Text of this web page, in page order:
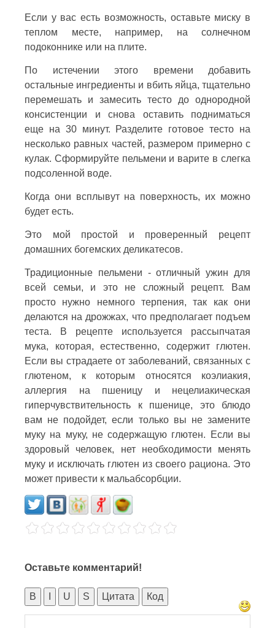
Если у вас есть возможность, оставьте миску в
теплом месте, например, на солнечном
подоконнике или на плите.
По истечении этого времени добавить
остальные ингредиенты и вбить яйца, тщательно
перемешать и замесить тесто до однородной
консистенции и снова оставить подниматься
еще на 30 минут. Разделите готовое тесто на
несколько равных частей, размером примерно с
кулак. Сформируйте пельмени и варите в слегка
подсоленной воде.
Когда они всплывут на поверхность, их можно
будет есть.
Это мой простой и проверенный рецепт
домашних богемских деликатесов.
Традиционные пельмени - отличный ужин для
всей семьи, и это не сложный рецепт. Вам
просто нужно немного терпения, так как они
делаются на дрожжах, что предполагает подъем
теста. В рецепте используется рассыпчатая
мука, которая, естественно, содержит глютен.
Если вы страдаете от заболеваний, связанных с
глютеном, к которым относятся коэлиакия,
аллергия на пшеницу и нецелиакическая
гиперчувствительность к пшенице, это блюдо
вам не подойдет, если только вы не замените
муку на муку, не содержащую глютен. Если вы
здоровый человек, нет необходимости менять
муку и исключать глютен из своего рациона. Это
может привести к мальабсорбции.
Оставьте комментарий!
B U S Цитата Код